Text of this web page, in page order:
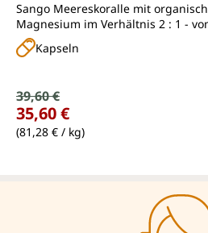
Sango Meereskoralle mit
Magnesium im Verhältnis 2 : 1 -
Okinawa
Kapseln
Verkaufspreis:
Regulärer Preis:
39,60 €
35,60 €
(81,28 € / kg)